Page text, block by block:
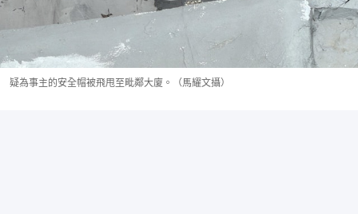
疑為事主的安全帽被飛甩至毗鄰大廈。（馬耀文攝）